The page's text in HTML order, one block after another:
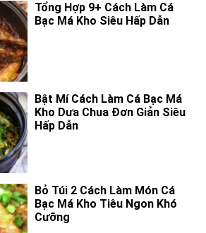
Tổng Hợp 9+ Cách Làm Cá
Bạc Má Kho Siêu Hấp Dẫn
Bật Mí Cách Làm Cá Bạc Má
Kho Dưa Chua Đơn Giản Siêu
Hấp Dẫn
Bỏ Túi 2 Cách Làm Món Cá
Bạc Má Kho Tiêu Ngon Khó
Cưỡng